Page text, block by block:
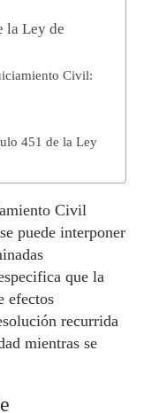
la Ley de
Civil:
451 de la Ley
Civil
puede interponer
que la
efectos
recurrida
mientras se